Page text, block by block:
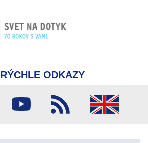
RÝCHLE ODKAZY